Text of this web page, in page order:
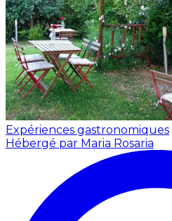
Expériences gastronomiques
Hébergé par Maria Rosaria